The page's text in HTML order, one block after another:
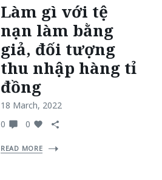
Làm gì với tệ
nạn làm bằng
giả, đối tượng
thu nhập hàng tỉ
đồng
18 March, 2022
0
0
READ MORE